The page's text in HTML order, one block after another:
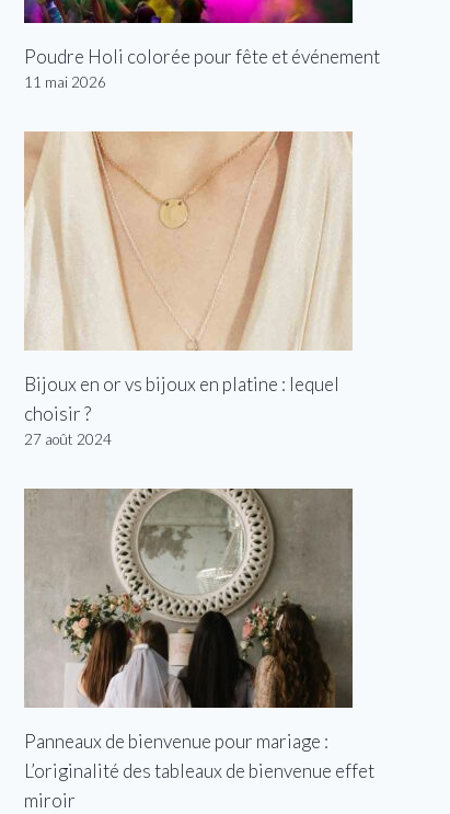
Poudre Holi colorée pour fête et événement
11 mai 2026
Bijoux en or vs bijoux en platine : lequel
choisir ?
27 août 2024
Panneaux de bienvenue pour mariage :
L’originalité des tableaux de bienvenue effet
miroir